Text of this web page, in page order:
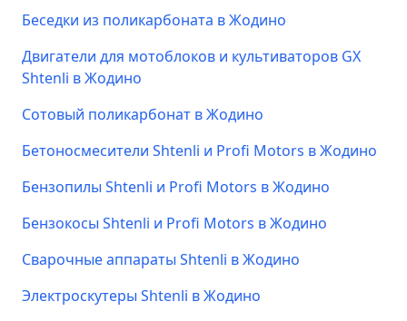
Беседки из поликарбоната в Жодино
Двигатели для мотоблоков и культиваторов GX
Shtenli в Жодино
Сотовый поликарбонат в Жодино
Бетоносмесители Shtenli и Profi Motors в Жодино
Бензопилы Shtenli и Profi Motors в Жодино
Бензокосы Shtenli и Profi Motors в Жодино
Сварочные аппараты Shtenli в Жодино
Электроскутеры Shtenli в Жодино